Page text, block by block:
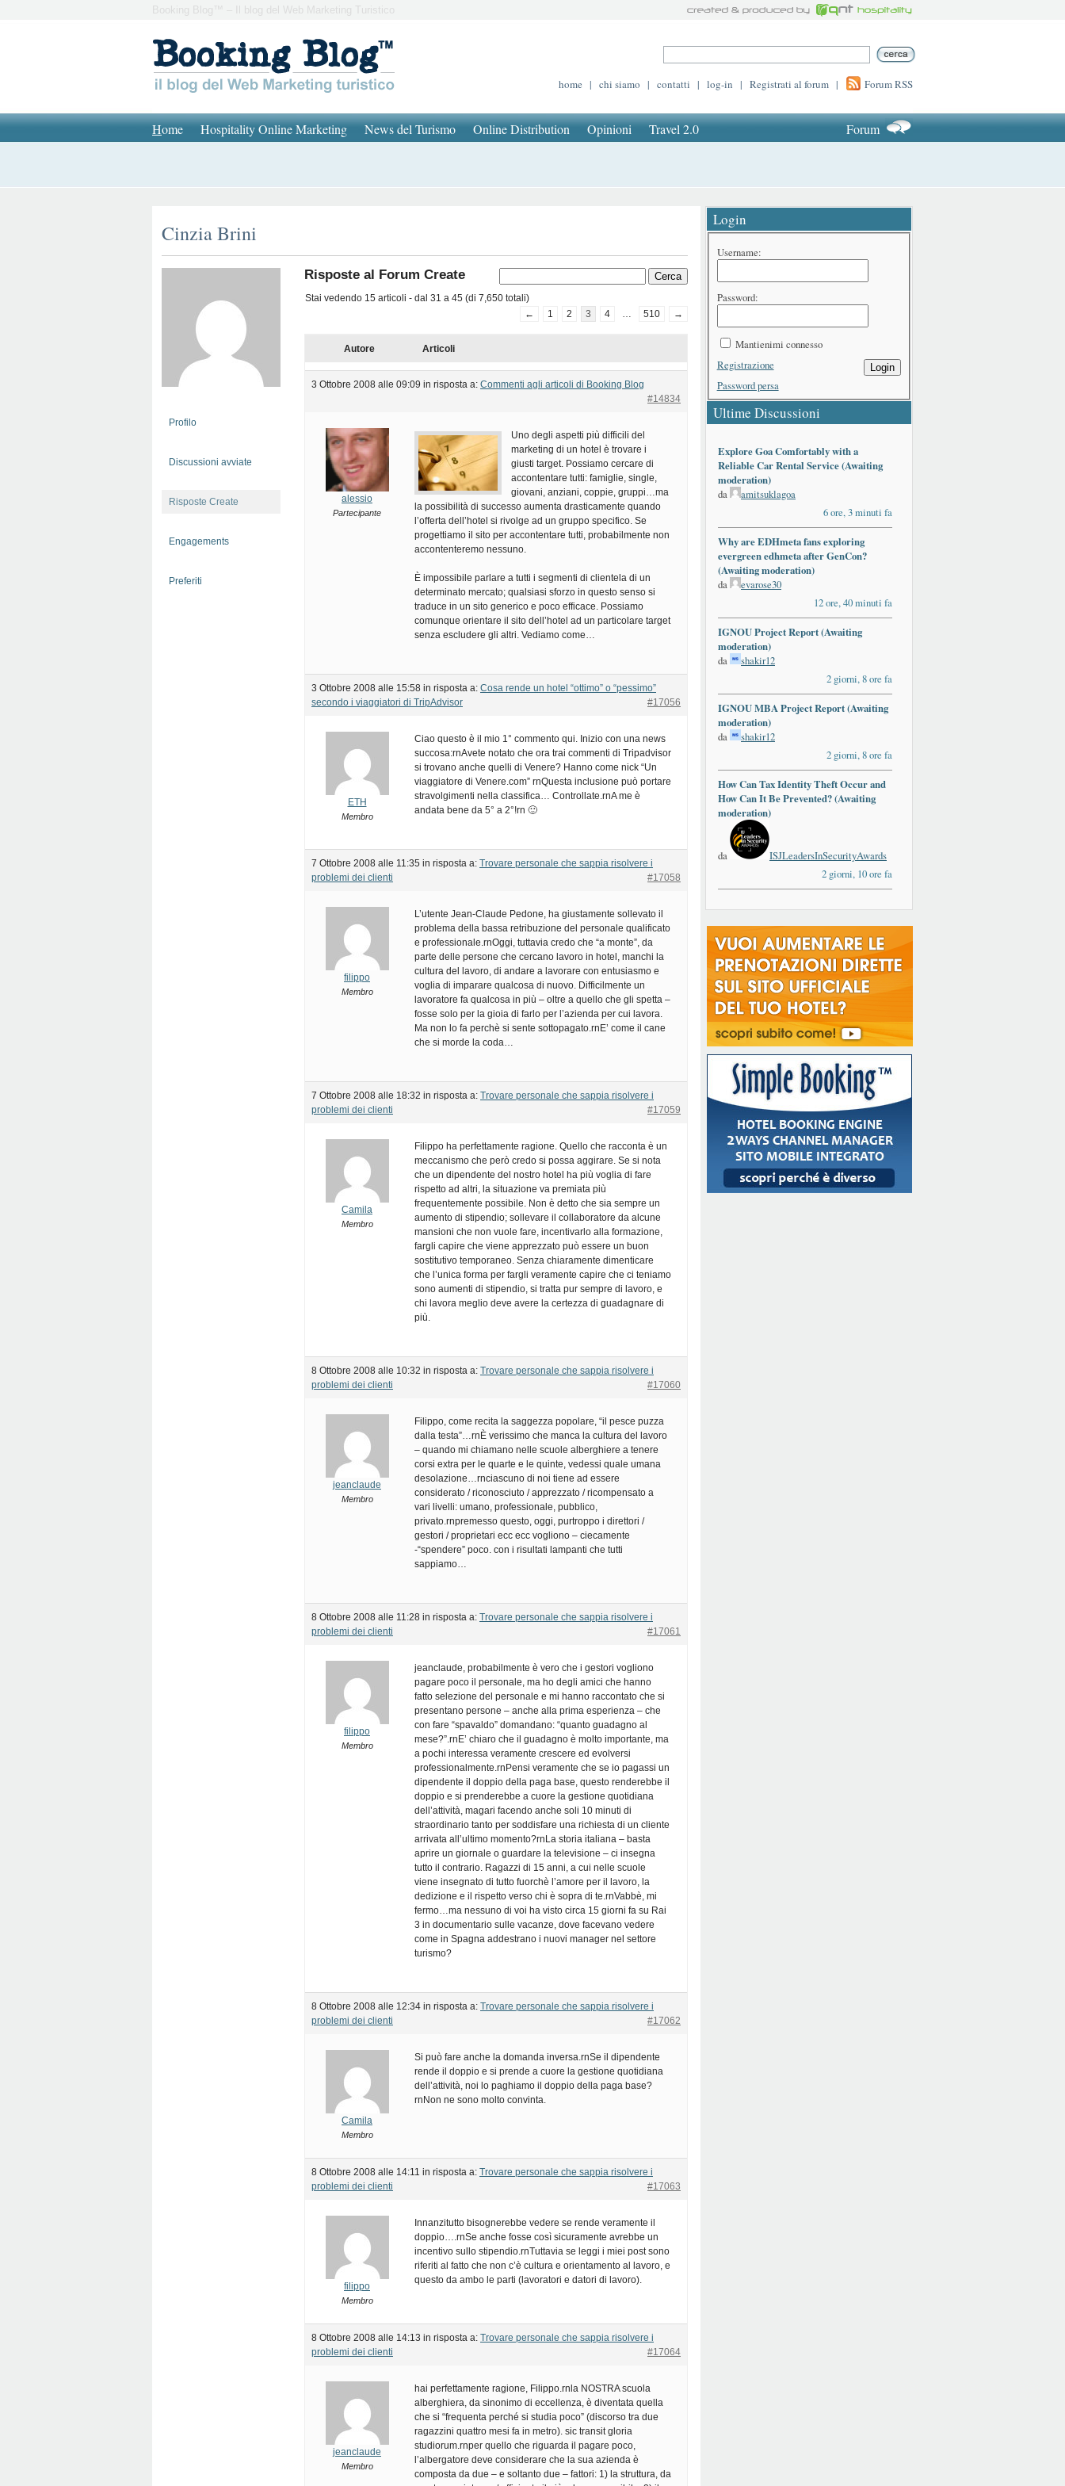
Booking Blog™ – Il blog del Web Marketing Turistico
home | chi siamo | contatti | log-in | Registrati al forum | Forum RSS
Home Hospitality Online Marketing News del Turismo Online Distribution Opinioni Travel 2.0 Forum
Cinzia Brini
Profilo
Discussioni avviate
Risposte Create
Engagements
Preferiti
Risposte al Forum Create
Stai vedendo 15 articoli - dal 31 a 45 (di 7,650 totali)
←
1 2 3 4 … 510 →
Autore Articoli
3 Ottobre 2008 alle 09:09 in risposta a: Commenti agli articoli di Booking Blog
#14834
alessio
Partecipante
Uno degli aspetti più difficili del
marketing di un hotel è trovare i
giusti target. Possiamo cercare di
accontentare tutti: famiglie, single,
giovani, anziani, coppie, gruppi…ma
la possibilità di successo aumenta drasticamente quando
l’offerta dell’hotel si rivolge ad un gruppo specifico. Se
progettiamo il sito per accontentare tutti, probabilmente non
accontenteremo nessuno.
È impossibile parlare a tutti i segmenti di clientela di un
determinato mercato; qualsiasi sforzo in questo senso si
traduce in un sito generico e poco efficace. Possiamo
comunque orientare il sito dell’hotel ad un particolare target
senza escludere gli altri. Vediamo come…
3 Ottobre 2008 alle 15:58 in risposta a: Cosa rende un hotel “ottimo” o “pessimo”
secondo i viaggiatori di TripAdvisor
#17056
ETH
Membro
Ciao questo è il mio 1° commento qui. Inizio con una news
succosa:rnAvete notato che ora trai commenti di Tripadvisor
si trovano anche quelli di Venere? Hanno come nick “Un
viaggiatore di Venere.com” rnQuesta inclusione può portare
stravolgimenti nella classifica… Controllate.rnA me è
andata bene da 5° a 2°!rn 🙂
7 Ottobre 2008 alle 11:35 in risposta a: Trovare personale che sappia risolvere i
problemi dei clienti
#17058
filippo
Membro
L’utente Jean-Claude Pedone, ha giustamente sollevato il
problema della bassa retribuzione del personale qualificato
e professionale.rnOggi, tuttavia credo che “a monte”, da
parte delle persone che cercano lavoro in hotel, manchi la
cultura del lavoro, di andare a lavorare con entusiasmo e
voglia di imparare qualcosa di nuovo. Difficilmente un
lavoratore fa qualcosa in più – oltre a quello che gli spetta –
fosse solo per la gioia di farlo per l’azienda per cui lavora.
Ma non lo fa perchè si sente sottopagato.rnE’ come il cane
che si morde la coda…
7 Ottobre 2008 alle 18:32 in risposta a: Trovare personale che sappia risolvere i
problemi dei clienti
#17059
Camila
Membro
Filippo ha perfettamente ragione. Quello che racconta è un
meccanismo che però credo si possa aggirare. Se si nota
che un dipendente del nostro hotel ha più voglia di fare
rispetto ad altri, la situazione va premiata più
frequentemente possibile. Non è detto che sia sempre un
aumento di stipendio; sollevare il collaboratore da alcune
mansioni che non vuole fare, incentivarlo alla formazione,
fargli capire che viene apprezzato può essere un buon
sostitutivo temporaneo. Senza chiaramente dimenticare
che l’unica forma per fargli veramente capire che ci teniamo
sono aumenti di stipendio, si tratta pur sempre di lavoro, e
chi lavora meglio deve avere la certezza di guadagnare di
più.
8 Ottobre 2008 alle 10:32 in risposta a: Trovare personale che sappia risolvere i
problemi dei clienti
#17060
jeanclaude
Membro
Filippo, come recita la saggezza popolare, “il pesce puzza
dalla testa”…rnÈ verissimo che manca la cultura del lavoro
– quando mi chiamano nelle scuole alberghiere a tenere
corsi extra per le quarte e le quinte, vedessi quale umana
desolazione…rnciascuno di noi tiene ad essere
considerato / riconosciuto / apprezzato / ricompensato a
vari livelli: umano, professionale, pubblico,
privato.rnpremesso questo, oggi, purtroppo i direttori /
gestori / proprietari ecc ecc vogliono – ciecamente
-“spendere” poco. con i risultati lampanti che tutti
sappiamo…
8 Ottobre 2008 alle 11:28 in risposta a: Trovare personale che sappia risolvere i
problemi dei clienti
#17061
filippo
Membro
jeanclaude, probabilmente è vero che i gestori vogliono
pagare poco il personale, ma ho degli amici che hanno
fatto selezione del personale e mi hanno raccontato che si
presentano persone – anche alla prima esperienza – che
con fare “spavaldo” domandano: “quanto guadagno al
mese?”.rnE’ chiaro che il guadagno è molto importante, ma
a pochi interessa veramente crescere ed evolversi
professionalmente.rnPensi veramente che se io pagassi un
dipendente il doppio della paga base, questo renderebbe il
doppio e si prenderebbe a cuore la gestione quotidiana
dell’attività, magari facendo anche soli 10 minuti di
straordinario tanto per soddisfare una richiesta di un cliente
arrivata all’ultimo momento?rnLa storia italiana – basta
aprire un giornale o guardare la televisione – ci insegna
tutto il contrario. Ragazzi di 15 anni, a cui nelle scuole
viene insegnato di tutto fuorchè l’amore per il lavoro, la
dedizione e il rispetto verso chi è sopra di te.rnVabbè, mi
fermo…ma nessuno di voi ha visto circa 15 giorni fa su Rai
3 in documentario sulle vacanze, dove facevano vedere
come in Spagna addestrano i nuovi manager nel settore
turismo?
8 Ottobre 2008 alle 12:34 in risposta a: Trovare personale che sappia risolvere i
problemi dei clienti
#17062
Camila
Membro
Si può fare anche la domanda inversa.rnSe il dipendente
rende il doppio e si prende a cuore la gestione quotidiana
dell’attività, noi lo paghiamo il doppio della paga base?
rnNon ne sono molto convinta.
8 Ottobre 2008 alle 14:11 in risposta a: Trovare personale che sappia risolvere i
problemi dei clienti
#17063
filippo
Membro
Innanzitutto bisognerebbe vedere se rende veramente il
doppio….rnSe anche fosse così sicuramente avrebbe un
incentivo sullo stipendio.rnTuttavia se leggi i miei post sono
riferiti al fatto che non c’è cultura e orientamento al lavoro, e
questo da ambo le parti (lavoratori e datori di lavoro).
8 Ottobre 2008 alle 14:13 in risposta a: Trovare personale che sappia risolvere i
problemi dei clienti
#17064
jeanclaude
Membro
hai perfettamente ragione, Filippo.rnla NOSTRA scuola
alberghiera, da sinonimo di eccellenza, è diventata quella
che si “frequenta perché si studia poco” (discorso tra due
ragazzini quattro mesi fa in metro). sic transit gloria
studiorum.rnper quello che riguarda il pagare poco,
l’albergatore deve considerare che la sua azienda è
composta da due – e soltanto due – fattori: 1) la struttura, da
Login
Username:
Password:
Mantienimi connesso
Login
Registrazione
Password persa
Ultime Discussioni
Explore Goa Comfortably with a
Reliable Car Rental Service (Awaiting
moderation)
da
amitsuklagoa
6 ore, 3 minuti fa
Why are EDHmeta fans exploring
evergreen edhmeta after GenCon?
(Awaiting moderation)
da
evarose30
12 ore, 40 minuti fa
IGNOU Project Report (Awaiting
moderation)
da
shakir12
2 giorni, 8 ore fa
IGNOU MBA Project Report (Awaiting
moderation)
da
shakir12
2 giorni, 8 ore fa
How Can Tax Identity Theft Occur and
How Can It Be Prevented? (Awaiting
moderation)
da
ISJLeadersInSecurityAwards
2 giorni, 10 ore fa